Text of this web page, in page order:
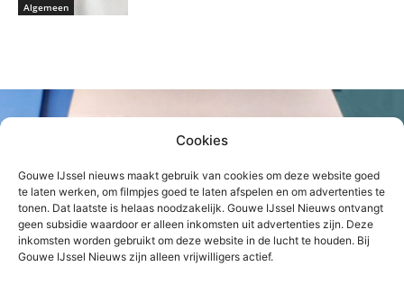
Cookies
Gouwe IJssel nieuws maakt gebruik van cookies om deze website goed
te laten werken, om filmpjes goed te laten afspelen en om advertenties te
tonen. Dat laatste is helaas noodzakelijk. Gouwe IJssel Nieuws ontvangt
geen subsidie waardoor er alleen inkomsten uit advertenties zijn. Deze
inkomsten worden gebruikt om deze website in de lucht te houden. Bij
Gouwe IJssel Nieuws zijn alleen vrijwilligers actief.
Algemeen